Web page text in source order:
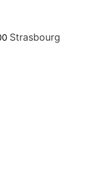
Strasbourg